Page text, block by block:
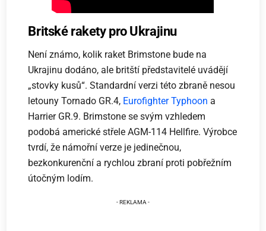
Britské rakety pro Ukrajinu
Není známo, kolik raket Brimstone bude na
Ukrajinu dodáno, ale britští představitelé uvádějí
„stovky kusů“. Standardní verzi této zbraně nesou
letouny Tornado GR.4, Eurofighter Typhoon a
Harrier GR.9. Brimstone se svým vzhledem
podobá americké střele AGM-114 Hellfire. Výrobce
tvrdí, že námořní verze je jedinečnou,
bezkonkurenční a rychlou zbraní proti pobřežním
útočným lodím.